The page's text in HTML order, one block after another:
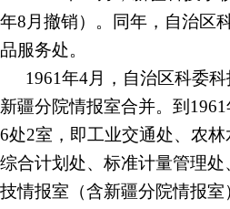
年8月撤销）。同年，自治区
品服务处。
1961年4月，自治区科委
新疆分院情报室合并。到
6处2室，即工业交通处、农林
综合计划处、标准计量管理
技情报室（含新疆分院情报室